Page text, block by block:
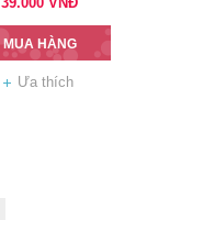
MUA HÀNG
Ưa thích